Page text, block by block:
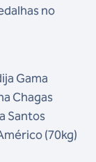
no
Gama
Chagas
Santos
(70kg)